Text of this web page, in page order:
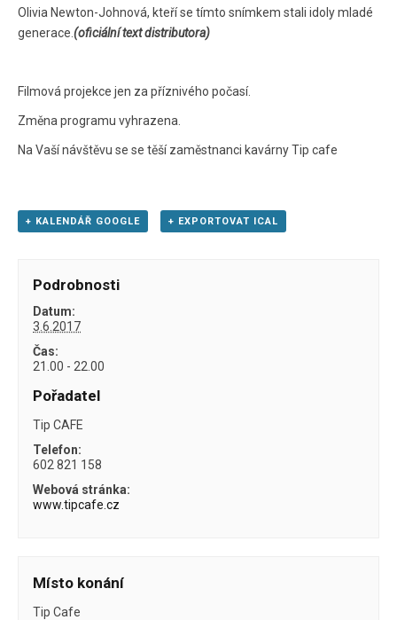
Olivia Newton-Johnová, kteří se tímto snímkem stali idoly mladé
generace. (oficiální text distributora)
Filmová projekce jen za příznivého počasí.
Změna programu vyhrazena.
Na Vaší návštěvu se se těší zaměstnanci kavárny Tip cafe
+ KALENDÁŘ GOOGLE + EXPORTOVAT ICAL
Podrobnosti
Datum:
3.6.2017
Čas:
21.00 - 22.00
Pořadatel
Tip CAFE
Telefon:
602 821 158
Webová stránka:
www.tipcafe.cz
Místo konání
Tip Cafe